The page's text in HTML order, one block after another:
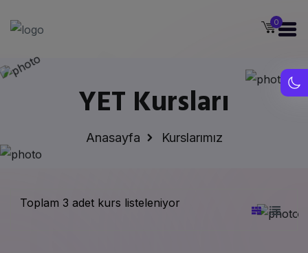
0
YET Kursları
Anasayfa Kurslarımız
Toplam 3 adet kurs listeleniyor